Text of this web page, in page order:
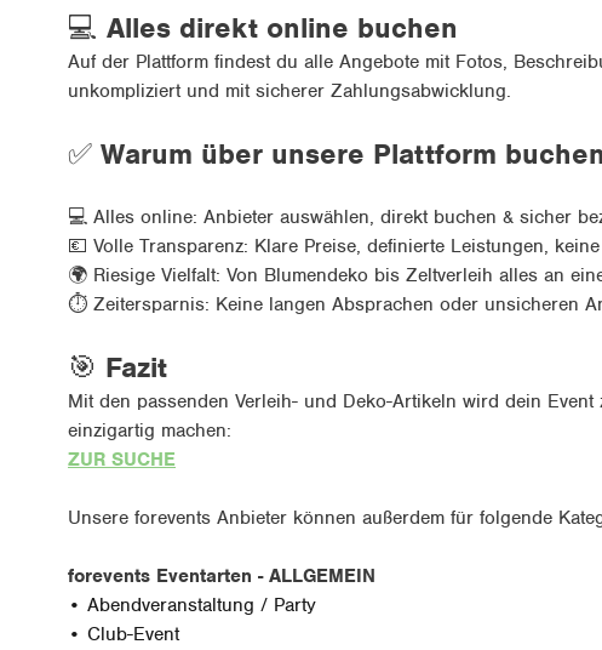
💻 Alles direkt online buchen
Auf der Plattform findest du alle Angebote mit Fotos,
unkompliziert und mit sicherer Zahlungsabwicklung.
✅ Warum über unsere Plattform
💻 Alles online: Anbieter auswählen, direkt buchen & sicher
💶 Volle Transparenz: Klare Preise, definierte Leistungen,
🌍 Riesige Vielfalt: Von Blumendeko bis Zeltverleih alles an
⏱ Zeitersparnis: Keine langen Absprachen oder unsicheren
🎯 Fazit
Mit den passenden Verleih- und Deko-Artikeln wird dein
einzigartig machen:
ZUR SUCHE
Unsere forevents Anbieter können außerdem für folgende
forevents Eventarten - ALLGEMEIN
• Abendveranstaltung / Party
• Club-Event